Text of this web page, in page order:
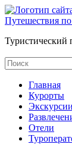
Путешествия
Туристический
Главная
Курорты
Экскурсии
Отели